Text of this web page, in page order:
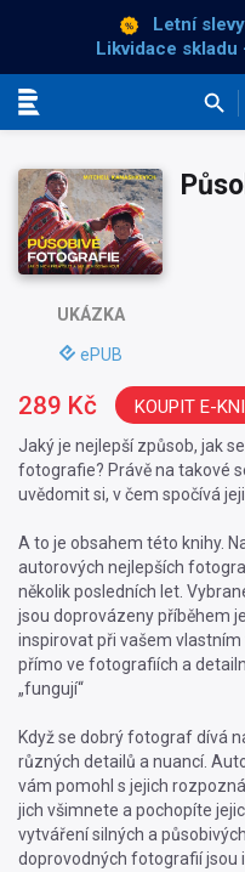
Letní
Likvidace skladu
UKÁZKA
ePUB
Jaký je nejlepší způsob, jak
fotografie? Právě na takové
uvědomit si, v čem spočívá
A to je obsahem této knihy.
autorových nejlepších
několik posledních let.
jsou doprovázeny příběhem
inspirovat při vašem
přímo ve fotografiích a
„fungují“
Když se dobrý fotograf dívá
různých detailů a nuancí.
vám pomohl s jejich
jich všimnete a pochopíte
vytváření silných a
doprovodných fotografií jsou
289 Kč KOUPIT E-